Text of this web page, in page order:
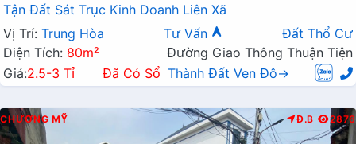
Tận Đất Sát Trục Kinh Doanh Liên Xã
Vị Trí: Trung Hòa Tư Vấn
Đất Thổ Cư
Diện Tích: 80m²
Đường Giao Thông Thuận Tiện
Giá:2.5-3 Tỉ Đã Có Sổ Thành Đất Ven Đô→
CHƯƠNG MỸ Đ.B 2876